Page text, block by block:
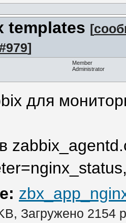
templates [
]
Member
Administrator
для
Загружено 2154